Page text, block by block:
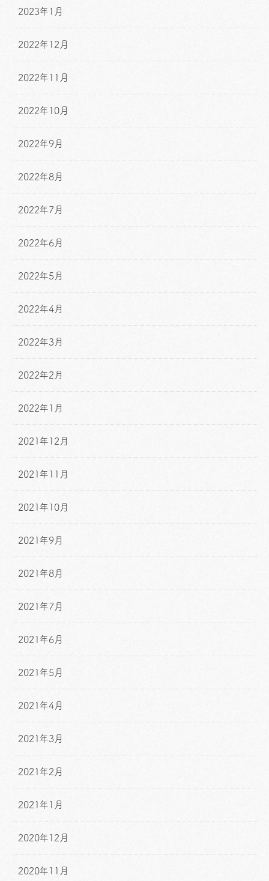
2023年1月
2022年12月
2022年11月
2022年10月
2022年9月
2022年8月
2022年7月
2022年6月
2022年5月
2022年4月
2022年3月
2022年2月
2022年1月
2021年12月
2021年11月
2021年10月
2021年9月
2021年8月
2021年7月
2021年6月
2021年5月
2021年4月
2021年3月
2021年2月
2021年1月
2020年12月
2020年11月